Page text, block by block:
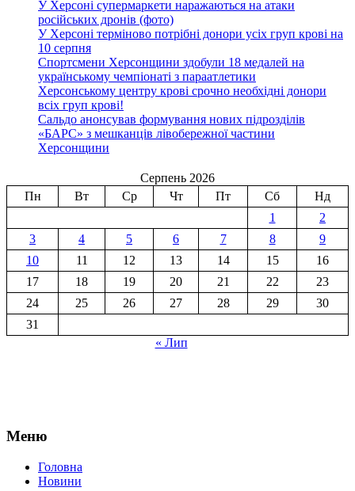
У Херсоні супермаркети наражаються на атаки
російських дронів (фото)
У Херсоні терміново потрібні донори усіх груп крові на
10 серпня
Спортсмени Херсонщини здобули 18 медалей на
українському чемпіонаті з параатлетики
Херсонському центру крові срочно необхідні донори
всіх груп крові!
Сальдо анонсував формування нових підрозділів
«БАРС» з мешканців лівобережної частини
Херсонщини
Серпень 2026
Пн
Вт Ср Чт Пт Сб
Нд
1
2
3
4 5 6 7 8
9
10
11 12 13 14 15
16
17
18 19 20 21 22
23
24
25 26 27 28 29
30
31
« Лип
Меню
Головна
Новини